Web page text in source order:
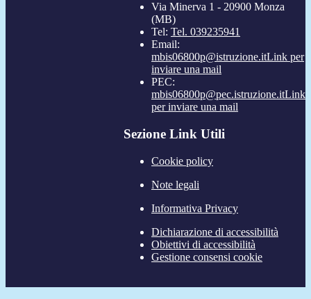
Via Minerva 1 - 20900 Monza
(MB)
Tel: Tel. 039235941
Email:
mbis06800p@istruzione.itLink per
inviare una mail
PEC:
mbis06800p@pec.istruzione.itLink
per inviare una mail
Sezione Link Utili
Cookie policy
Note legali
Informativa Privacy
Dichiarazione di accessibilità
Obiettivi di accessibilità
Gestione consensi cookie